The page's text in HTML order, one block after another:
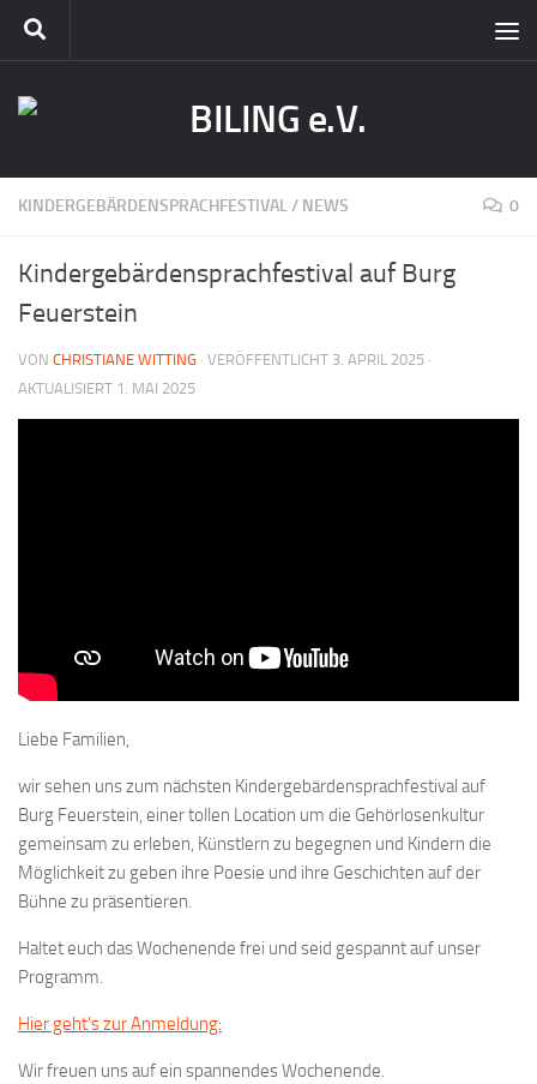
KINDERGEBÄRDENSPRACHFESTIVAL/ NEWS 0
Kindergebärdensprachfestival auf Burg
Feuerstein
VON CHRISTIANE WITTING · VERÖFFENTLICHT 3. APRIL 2025 ·
AKTUALISIERT 1. MAI 2025
Liebe Familien,
wir sehen uns zum nächsten Kindergebärdensprachfestival auf
Burg Feuerstein, einer tollen Location um die Gehörlosenkultur
gemeinsam zu erleben, Künstlern zu begegnen und Kindern die
Möglichkeit zu geben ihre Poesie und ihre Geschichten auf der
Bühne zu präsentieren.
Haltet euch das Wochenende frei und seid gespannt auf unser
Programm.
Hier geht’s zur Anmeldung:
Wir freuen uns auf ein spannendes Wochenende.